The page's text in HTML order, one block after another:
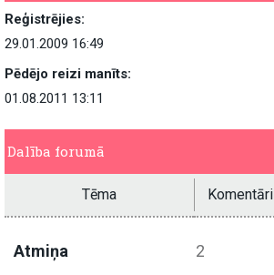
Reģistrējies:
29.01.2009 16:49
Pēdējo reizi manīts:
01.08.2011 13:11
Dalība forumā
Tēma Komentāri
Atmiņa 2